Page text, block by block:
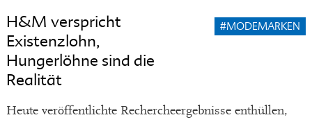
H&M verspricht
Existenzlohn,
Hungerlöhne sind die
Realität
#MODEMARKEN
Heute veröffentlichte Rechercheergebnisse enthüllen,